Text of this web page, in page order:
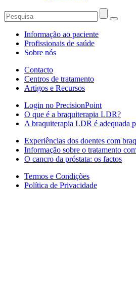
Informação ao paciente
Profissionais de saúde
Sobre nós
Contacto
Centros de tratamento
Artigos e Recursos
Login no PrecisionPoint
O que é a braquiterapia LDR?
A braquiterapia LDR é adequada
Experiências dos doentes com
Informação sobre o tratamento
O cancro da próstata: os factos
Termos e Condições
Política de Privacidade